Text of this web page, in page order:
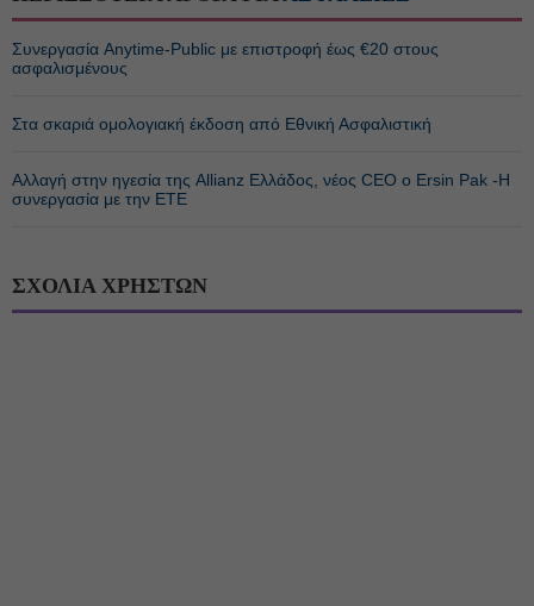
Συνεργασία Anytime-Public με επιστροφή έως €20 στους
ασφαλισμένους
Στα σκαριά ομολογιακή έκδοση από Εθνική Ασφαλιστική
Αλλαγή στην ηγεσία της Allianz Ελλάδος, νέος CEO ο Ersin Pak -Η
συνεργασία με την ΕΤΕ
ΣΧΟΛΙΑ ΧΡΗΣΤΩΝ